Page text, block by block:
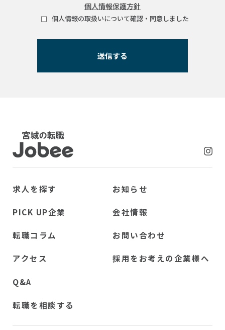
個人情報保護方針
個人情報の取扱いについて確認・同意しました
求人を探す
PICK UP企業
転職コラム
アクセス
Q&A
転職を相談する
お知らせ
会社情報
お問い合わせ
採用をお考えの企業様へ